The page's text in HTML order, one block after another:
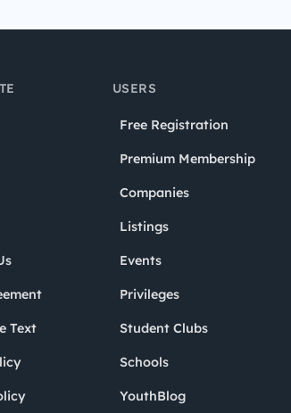
Text
USERS
Free Registration
Premium Membership
Companies
Listings
Events
Privileges
Student Clubs
Schools
YouthBlog